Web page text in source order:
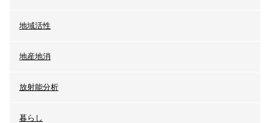
地域活性
地産地消
放射能分析
暮らし